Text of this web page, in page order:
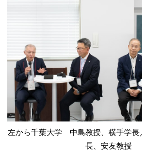
左から千葉大学 中島教授、横手学
長、安友教授